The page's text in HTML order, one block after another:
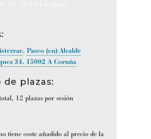
. Paseo (en) Alcalde
34. 15002 A Coruña
de plazas:
12 plazas por sesión
tiene coste añadido al precio de la